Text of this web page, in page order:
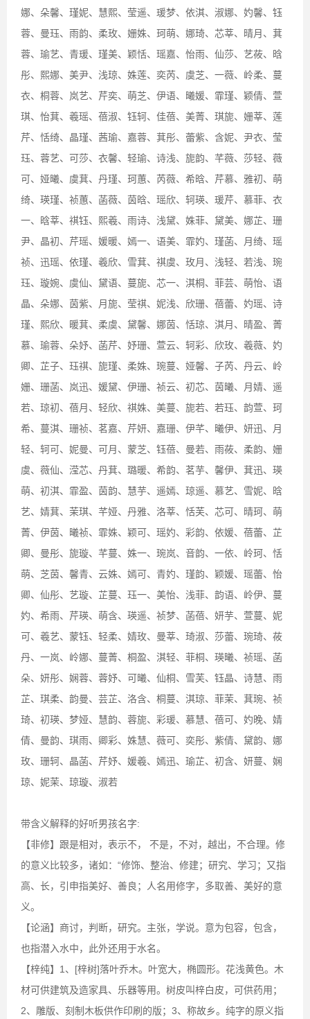
娜、朵馨、瑾妮、慧熙、莹遥、瑗梦、依淇、淑娜、妁馨、钰
蓉、曼珏、雨韵、柔玫、姗姝、珂萌、娜琦、芯莘、晴月、萁
蓉、瑜艺、青瑗、瑾美、颖恬、瑶嘉、怡雨、仙莎、艺莜、晗
彤、熙娜、美尹、浅琼、姝莲、奕芮、虞芝、一薇、岭柔、蔓
衣、桐蓉、岚艺、芹奕、萌芝、伊语、曦媛、霏瑾、颖倩、萱
琪、怡萁、羲瑶、蓓淑、钰轲、佳蓓、美菁、琪旎、姗莘、莲
芹、恬绮、晶瑾、茜瑜、嘉蓉、萁彤、蕾紫、含妮、尹衣、莹
珏、蓉艺、可莎、衣馨、轻瑜、诗浅、旎韵、芊薇、莎轻、薇
可、娅曦、虞萁、丹瑾、珂蕙、芮薇、希晗、芹慕、雅初、萌
绮、瑛瑾、祯蕙、菡薇、茵晗、瑶欣、轲瑛、瑗芹、慕菲、衣
一、晗莘、祺钰、熙羲、雨诗、浅黛、姝菲、黛美、娜芷、珊
尹、晶初、芹瑶、媛暖、嫣一、语美、霏妁、瑾菡、月绮、瑶
祯、迅瑶、依瑾、羲欣、雪萁、祺虞、玫月、浅轻、若浅、琬
珏、璇婉、虞仙、黛语、蔓旎、芯一、淇桐、菲芸、萌怡、语
晶、朵娜、茵紫、月旎、莹祺、妮浅、欣珊、蓓蕾、妁瑶、诗
瑾、熙欣、暖萁、柔虞、黛馨、娜茵、恬琼、淇月、晴盈、菁
慕、瑜蓉、朵妤、菡芹、妤珊、萱云、轲彩、欣玫、羲薇、妁
卿、芷子、珏祺、旎瑾、柔姝、琬蔓、娅馨、子芮、丹云、岭
姗、珊菡、岚迅、媛黛、伊珊、祯云、初芯、茵曦、月婧、遥
若、琼初、蓓月、轻欣、祺姝、美蔓、旎若、若珏、韵萱、珂
希、蔓淇、珊祯、茗嘉、芹妍、嘉珊、伊芊、曦伊、妍迅、月
轻、轲可、妮曼、可月、蒙芝、钰蓓、曼若、雨莜、柔韵、姗
虞、薇仙、滢芯、丹萁、璐暖、希韵、茗芋、馨伊、萁迅、瑛
萌、初淇、霏盈、茵韵、慧芋、遥嫣、琼遥、慕艺、雪妮、晗
艺、婧萁、茉琪、芊娅、丹雅、洛莘、恬芙、芯可、晴珂、萌
菁、伊茵、曦祯、霏姝、颖可、瑶妁、彩韵、依媛、蓓蕾、芷
卿、曼彤、旎璇、芊蔓、姝一、琬岚、音韵、一依、岭珂、恬
萌、芝茵、馨青、云姝、嫣可、青妁、瑾韵、颖媛、瑶蕾、怡
卿、仙彤、艺璇、芷蔓、珏一、美怡、浅菲、韵语、岭伊、蔓
妁、希雨、芹瑛、萌含、瑛遥、祯梦、菡蓓、妍芋、萱蔓、妮
可、羲艺、蒙钰、轻柔、婧玫、曼莘、琦淑、莎蕾、琬琦、莜
丹、一岚、岭娜、蔓菁、桐盈、淇轻、菲桐、瑛曦、祯瑶、菡
朵、妍彤、娴蓉、蓉妤、可曦、仙桐、雪芙、钰晶、诗慧、雨
芷、琪柔、韵曼、芸芷、洛含、桐蔓、淇琼、菲茉、萁琬、祯
琦、初瑛、梦娅、慧韵、蓉旎、彩瑗、慕慧、蓓可、妁晚、婧
倩、曼韵、琪雨、卿彩、姝慧、薇可、奕彤、紫倩、黛韵、娜
玫、珊轲、晶菡、芹妤、媛羲、嫣迅、瑜芷、初含、妍蔓、娴
琼、妮茉、琼璇、淑若
带含义解释的好听男孩名字:
【非修】跟是相对，表示不， 不是，不对，越出，不合理。修
的意义比较多，诸如：“修饰、整治、修建；研究、学习；又指
高、长，引申指美好、善良；人名用修字，多取善、美好的意
义。
【论涵】商讨，判断，研究。主张，学说。意为包容，包含，
也指潜入水中，此外还用于水名。
【梓纯】1、[梓树]落叶乔木。叶宽大，椭圆形。花浅黄色。木
材可供建筑及造家具、乐器等用。树皮叫梓白皮，可供药用；
2、雕版、刻制木板供作印刷的版；3、称故乡。纯字的原义指